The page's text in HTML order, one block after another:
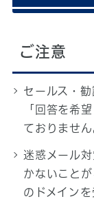
ご注意
セールス・
「回答を希
ておりません
迷惑メール
かないこと
のドメイン